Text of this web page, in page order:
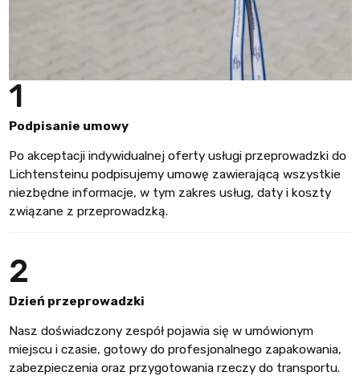
1
Podpisanie umowy
Po akceptacji indywidualnej oferty usługi przeprowadzki do
Lichtensteinu podpisujemy umowę zawierającą wszystkie
niezbędne informacje, w tym zakres usług, daty i koszty
związane z przeprowadzką.
2
Dzień przeprowadzki
Nasz doświadczony zespół pojawia się w umówionym
miejscu i czasie, gotowy do profesjonalnego zapakowania,
zabezpieczenia oraz przygotowania rzeczy do transportu.